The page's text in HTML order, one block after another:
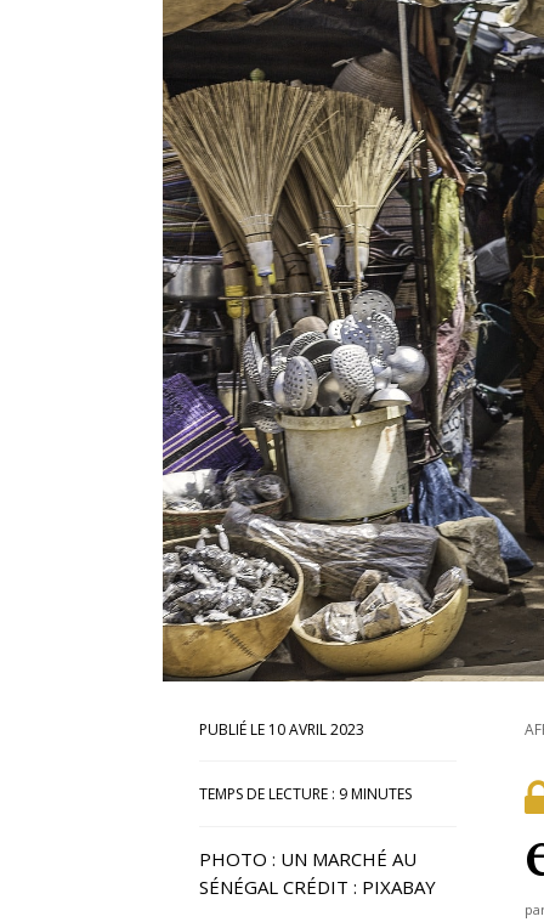
10 AVRIL 2023
TEMPS DE LECTURE : 9 MINUTES
PHOTO : UN MARCHÉ AU
SÉNÉGAL CRÉDIT : PIXABAY